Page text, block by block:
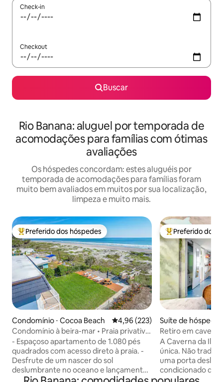
Check-in
Checkout
Buscar
Rio Banana: aluguel por temporada de
acomodações para famílias com ótimas
avaliações
Os hóspedes concordam: estes aluguéis por
temporada de acomodações para famílias foram
muito bem avaliados em muitos por sua localização,
limpeza e muito mais.
Entre os melhores preferidos dos hóspedes
Preferido dos hóspedes
Condomínio ⋅ Cocoa Beach 4,96 de uma avaliação média de
4,96 (223)
Condomínio à beira-mar • Praia privativa
• Vista para o foguete
- Espaçoso apartamento de 1.080 pés
quadrados com acesso direto à praia. -
Desfrute de um nascer do sol
deslumbrante no oceano e lançamentos
de foguetes no seu pátio. - A poucos
Entre os
Preferido dos
Suíte de
Island
Retiro em
A Caverna da
única. Não
uma porta deslizante A unidade
condicionado de
recomendado